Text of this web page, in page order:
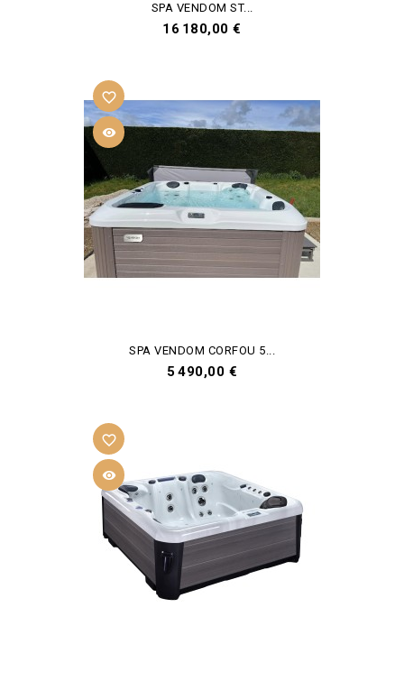
SPA VENDOM ST...
Prix
16 180,00 €

favorite_border
SPA VENDOM CORFOU 5...
Prix
5 490,00 €

favorite_border